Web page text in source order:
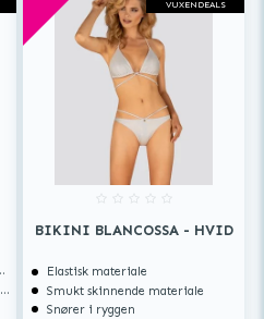
VUXENDEALS
BIKINI BLANCOSSA - HVID
Elastisk materiale
Smukt skinnende materiale
Snører i ryggen